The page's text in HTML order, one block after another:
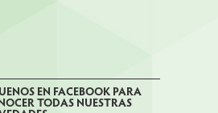
EN FACEBOOK PARA
TODAS NUESTRAS